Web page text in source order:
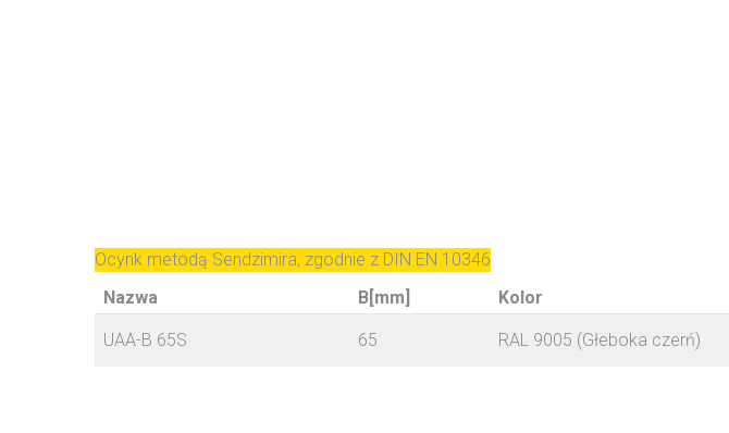
Ocynk metodą Sendzimira, zgodnie z DIN EN 10346
Nazwa
B[mm] Kolor
UAA-B 65S 65 RAL 9005 (Głeboka czerń)